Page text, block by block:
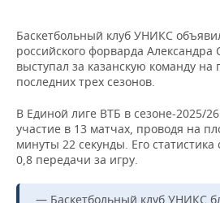
ОТКРЫТАЯ ЛЕКЦИЯ
БАСКЕТБОЛ
ВОЛЕЙБОЛ
КИБЕРСПОРТ
ФИГУРНОЕ КАТАНИЕ
ИНФРАСТРУКТУРА
КУЛЬТУРА
МЕДИЦИНА
СПРАВОЧНИК
СПИСОК ПЕРСОН
СПИСОК КОМПАНИЙ
Баскетбольный клуб УНИКС
российского форварда Александра
выступал за казанскую команду
последних трех сезонов.
В Единой лиге ВТБ в сезоне-2025/
участие в 13 матчах, проводя на
минуты 22 секунды. Его статистика
0,8 передачи за игру.
— Баскетбольный клуб УНИКС